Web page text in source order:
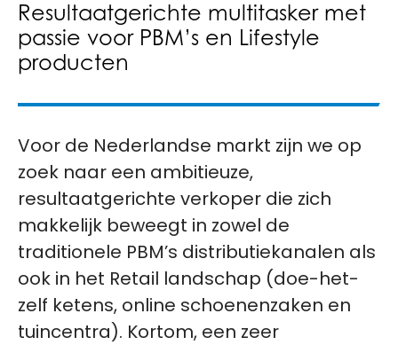
Resultaatgerichte multitasker met
passie voor PBM’s en Lifestyle
producten
Voor de Nederlandse markt zijn we op
zoek naar een ambitieuze,
resultaatgerichte verkoper die zich
makkelijk beweegt in zowel de
traditionele PBM’s distributiekanalen als
ook in het Retail landschap (doe-het-
zelf ketens, online schoenenzaken en
tuincentra). Kortom, een zeer